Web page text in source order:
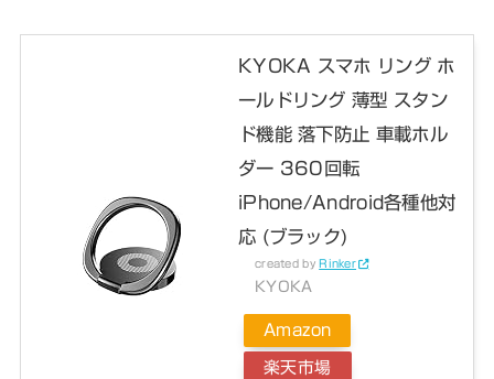
KYOKA スマホ リング ホ
ールドリング 薄型 スタン
ド機能 落下防止 車載ホル
ダー 360回転
iPhone/Android各種他対
応 (ブラック)
created by Rinker
KYOKA
Amazon
楽天市場